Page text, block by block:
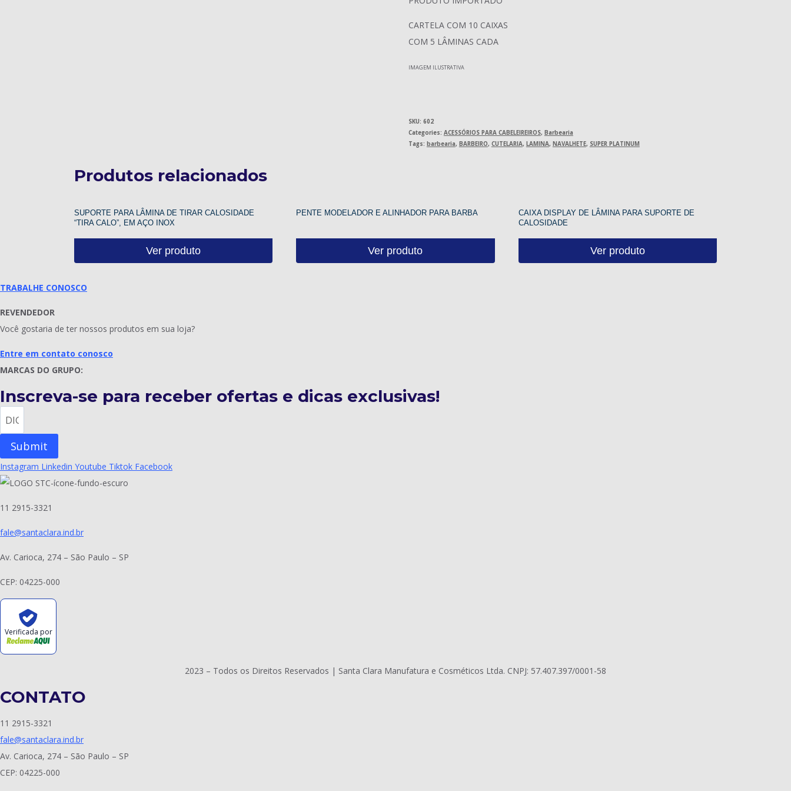
CARTELA COM 10 CAIXAS
COM 5 LÂMINAS CADA
IMAGEM ILUSTRATIVA
SKU: 602
Categories: ACESSÓRIOS PARA CABELEIREIROS, Barbearia
Tags: barbearia, BARBEIRO, CUTELARIA, LAMINA, NAVALHETE, SUPER PLATINUM
Produtos relacionados
SUPORTE PARA LÂMINA DE TIRAR CALOSIDADE
“TIRA CALO”, EM AÇO INOX
Ver produto
PENTE MODELADOR E ALINHADOR PARA BARBA
Ver produto
CAIXA DISPLAY DE LÂMINA PARA SUPORTE DE
CALOSIDADE
Ver produto
TRABALHE CONOSCO
REVENDEDOR
Você gostaria de ter nossos produtos em sua loja?
Entre em contato conosco
MARCAS DO GRUPO:
Inscreva-se para receber ofertas e dicas exclusivas!
Submit
Instagram Linkedin Youtube Tiktok Facebook
11 2915-3321
fale@santaclara.ind.br
Av. Carioca, 274 – São Paulo – SP
CEP: 04225-000
Verificada por
2023 – Todos os Direitos Reservados | Santa Clara Manufatura e Cosméticos Ltda. CNPJ: 57.407.397/0001-58
CONTATO
11 2915-3321
fale@santaclara.ind.br
Av. Carioca, 274 – São Paulo – SP
CEP: 04225-000